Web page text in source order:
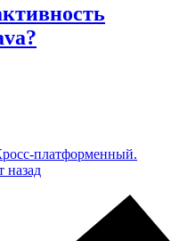
платформенный.
назад